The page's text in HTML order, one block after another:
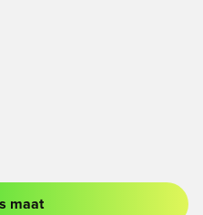
maat